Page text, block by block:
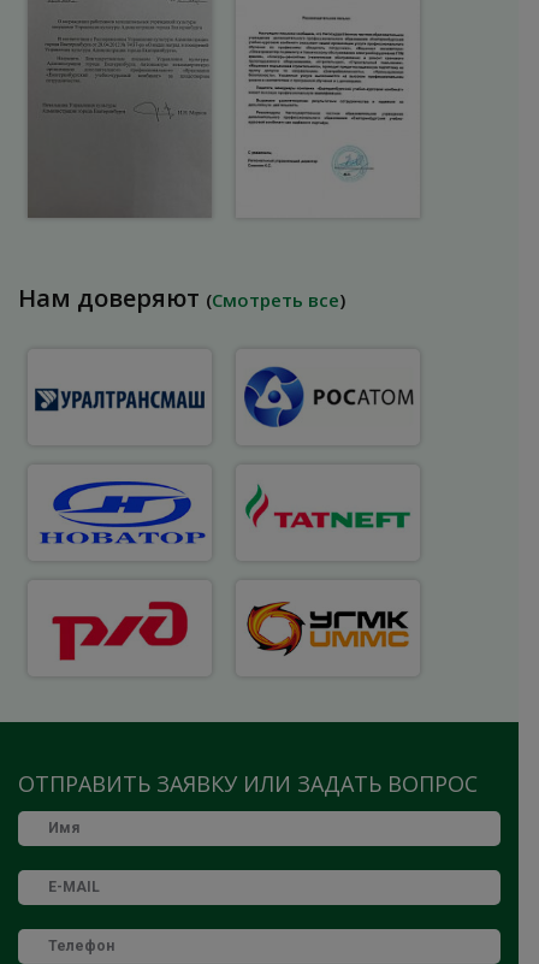
Нам доверяют (Смотреть все)
ОТПРАВИТЬ ЗАЯВКУ ИЛИ ЗАДАТЬ ВОПРОС